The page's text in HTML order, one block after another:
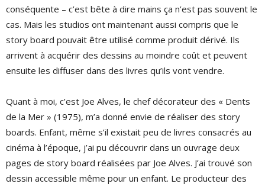
conséquente – c’est bête à dire mains ça n’est pas souvent le
cas. Mais les studios ont maintenant aussi compris que le
story board pouvait être utilisé comme produit dérivé. Ils
arrivent à acquérir des dessins au moindre coût et peuvent
ensuite les diffuser dans des livres qu’ils vont vendre.
Quant à moi, c’est Joe Alves, le chef décorateur des « Dents
de la Mer » (1975), m’a donné envie de réaliser des story
boards. Enfant, même s’il existait peu de livres consacrés au
cinéma à l’époque, j’ai pu découvrir dans un ouvrage deux
pages de story board réalisées par Joe Alves. J’ai trouvé son
dessin accessible même pour un enfant. Le producteur des